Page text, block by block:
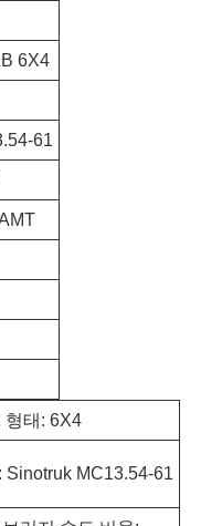
6X4
61
태: 6X4
Sinotruk MC13.54-61